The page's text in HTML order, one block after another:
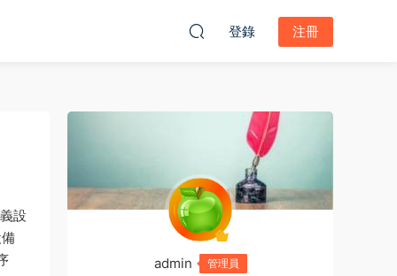
登錄 注冊
設
admin 管理員